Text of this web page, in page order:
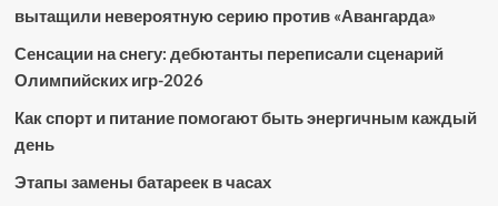
вытащили невероятную серию против «Авангарда»
Сенсации на снегу: дебютанты переписали сценарий
Олимпийских игр-2026
Как спорт и питание помогают быть энергичным каждый
день
Этапы замены батареек в часах